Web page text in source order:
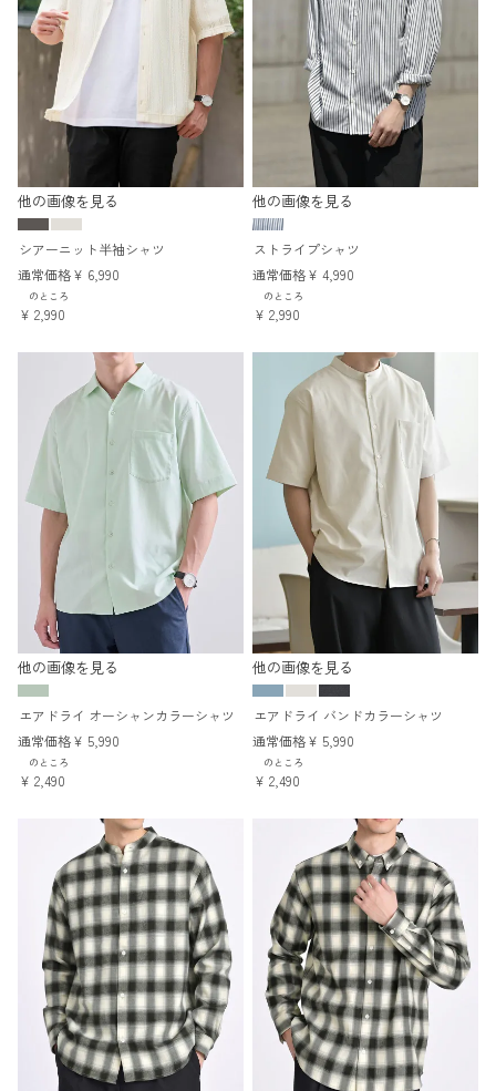
他の画像を見る
シアーニット半袖シャツ
通常価格¥ 6,990
のところ
¥ 2,990
他の画像を見る
ストライプシャツ
通常価格¥ 4,990
のところ
¥ 2,990
他の画像を見る
エアドライ オーシャンカラーシャツ
通常価格¥ 5,990
のところ
¥ 2,490
他の画像を見る
エアドライ バンドカラーシャツ
通常価格¥ 5,990
のところ
¥ 2,490